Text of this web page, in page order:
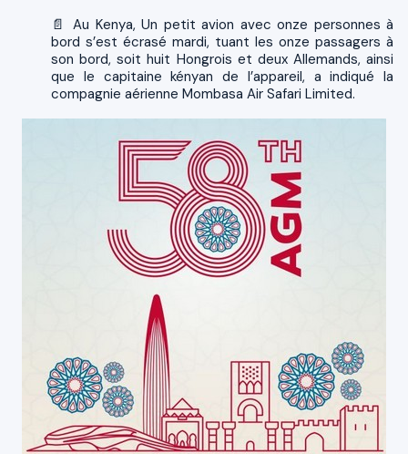
📄 Au Kenya, Un petit avion avec onze personnes à
bord s’est écrasé mardi, tuant les onze passagers à
son bord, soit huit Hongrois et deux Allemands, ainsi
que le capitaine kényan de l’appareil, a indiqué la
compagnie aérienne Mombasa Air Safari Limited.